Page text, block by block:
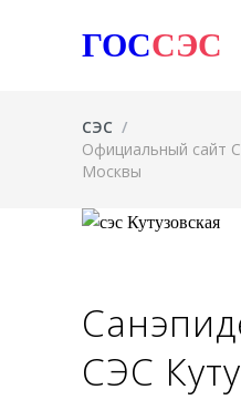
ГОССЭС
СЭС /
Официальный сайт
Москвы
СЭС